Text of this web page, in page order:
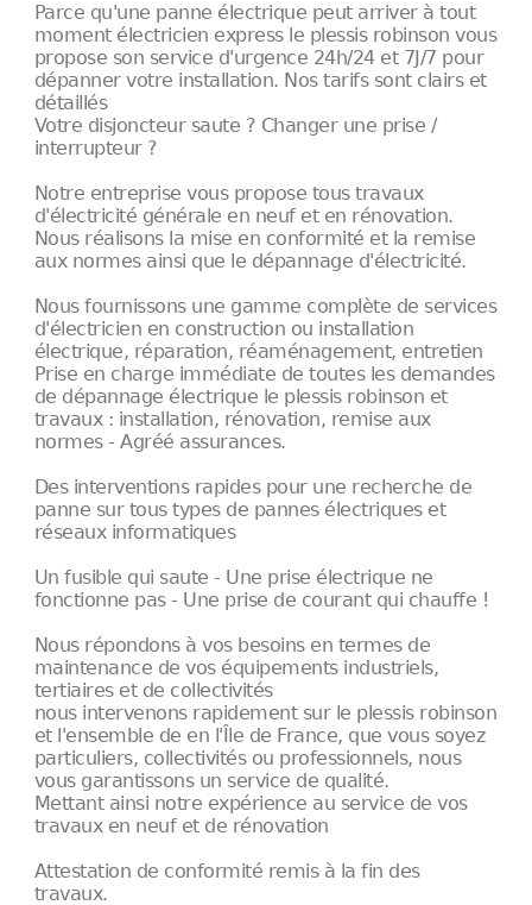
Parce qu'une panne électrique peut arriver à tout
moment électricien express le plessis robinson vous
propose son service d'urgence 24h/24 et 7J/7 pour
dépanner votre installation. Nos tarifs sont clairs et
détaillés
Votre disjoncteur saute ? Changer une prise /
interrupteur ?
Notre entreprise vous propose tous travaux
d'électricité générale en neuf et en rénovation.
Nous réalisons la mise en conformité et la remise
aux normes ainsi que le dépannage d'électricité.
Nous fournissons une gamme complète de services
d'électricien en construction ou installation
électrique, réparation, réaménagement, entretien
Prise en charge immédiate de toutes les demandes
de dépannage électrique le plessis robinson et
travaux : installation, rénovation, remise aux
normes - Agréé assurances.
Des interventions rapides pour une recherche de
panne sur tous types de pannes électriques et
réseaux informatiques
Un fusible qui saute - Une prise électrique ne
fonctionne pas - Une prise de courant qui chauffe !
Nous répondons à vos besoins en termes de
maintenance de vos équipements industriels,
tertiaires et de collectivités
nous intervenons rapidement sur le plessis robinson
et l'ensemble de en l'Île de France, que vous soyez
particuliers, collectivités ou professionnels, nous
vous garantissons un service de qualité.
Mettant ainsi notre expérience au service de vos
travaux en neuf et de rénovation
Attestation de conformité remis à la fin des
travaux.